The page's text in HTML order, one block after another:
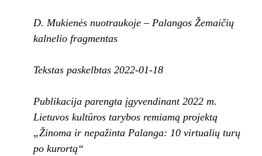
D. Mukienės nuotraukoje – Palangos Žemaičių
kalnelio fragmentas
Tekstas paskelbtas 2022-01-18
Publikacija parengta įgyvendinant 2022 m.
Lietuvos kultūros tarybos remiamą projektą
„Žinoma ir nepažinta Palanga: 10 virtualių turų
po kurortą“